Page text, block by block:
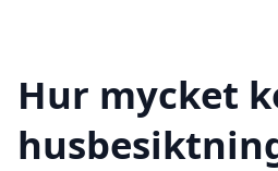
Hur mycket